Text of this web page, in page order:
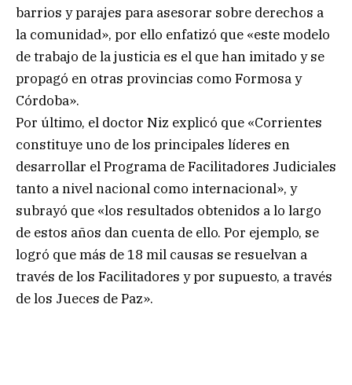
barrios y parajes para asesorar sobre derechos a
la comunidad», por ello enfatizó que «este modelo
de trabajo de la justicia es el que han imitado y se
propagó en otras provincias como Formosa y
Córdoba».
Por último, el doctor Niz explicó que «Corrientes
constituye uno de los principales líderes en
desarrollar el Programa de Facilitadores Judiciales
tanto a nivel nacional como internacional», y
subrayó que «los resultados obtenidos a lo largo
de estos años dan cuenta de ello. Por ejemplo, se
logró que más de 18 mil causas se resuelvan a
través de los Facilitadores y por supuesto, a través
de los Jueces de Paz».